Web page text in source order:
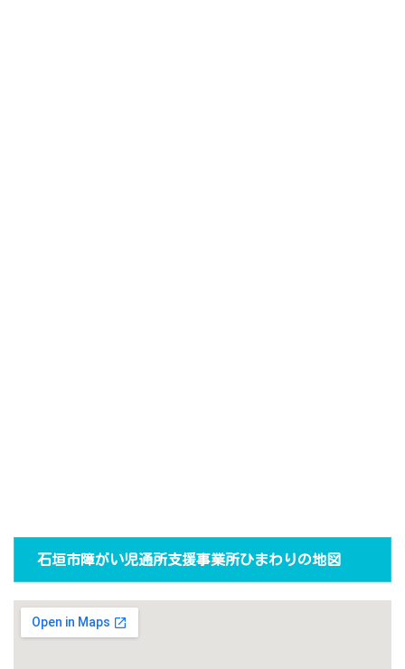
石垣市障がい児通所支援事業所ひまわりの地図